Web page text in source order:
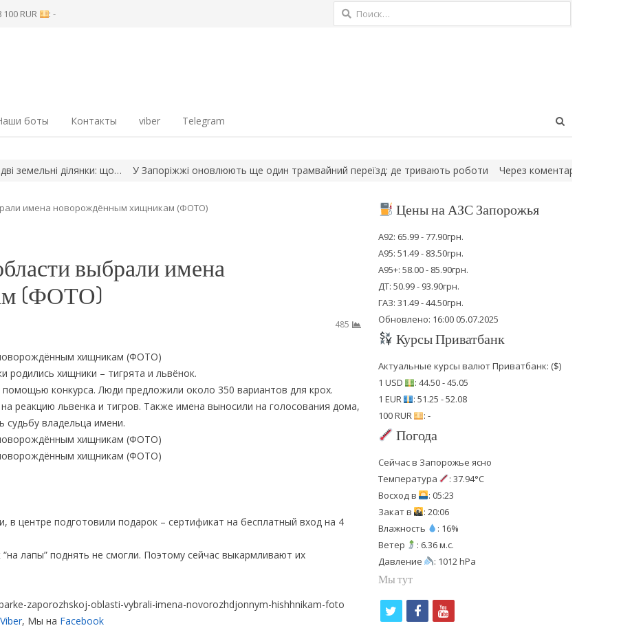
100 RUR : - Найти:
боты Контакты viber Telegram
ділянки: що… У Запоріжжі оновлюють ще один трамвайний переїзд: де тривають роботи Через коментарі в соціальній
имена новорождённым хищникам (ФОТО)
выбрали имена
(ФОТО)
485
родились хищники – тигрята и львёнок.
помощью конкурса. Люди предложили около 350 вариантов для крох.
реакцию львенка и тигров. Также имена выносили на голосования дома,
судьбу владельца имени.
центре подготовили подарок – сертификат на бесплатный вход на 4
лапы” поднять не смогли. Поэтому сейчас выкармливают их
zaporozhskoj-oblasti-vybrali-imena-novorozhdjonnym-hishhnikam-foto
Viber, Мы на Facebook
Цены на АЗС Запорожья
А92: 65.99 - 77.90грн.
А95: 51.49 - 83.50грн.
А95+: 58.00 - 85.90грн.
ДТ: 50.99 - 93.90грн.
ГАЗ: 31.49 - 44.50грн.
Обновлено: 16:00 05.07.2025
Курсы Приватбанк
Актуальные курсы валют Приватбанк: ($)
1 USD
: 44.50 - 45.05
1 EUR
: 51.25 - 52.08
100 RUR
: -
Погода
Сейчас в Запорожье ясно
Температура
: 37.94°C
Восход в
: 05:23
Закат в
: 20:06
Влажность
: 16%
Ветер
: 6.36 м.с.
Давление
: 1012 hPa
Мы тут
f
y